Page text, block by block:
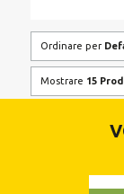
Ordinare per
Mostrare 15